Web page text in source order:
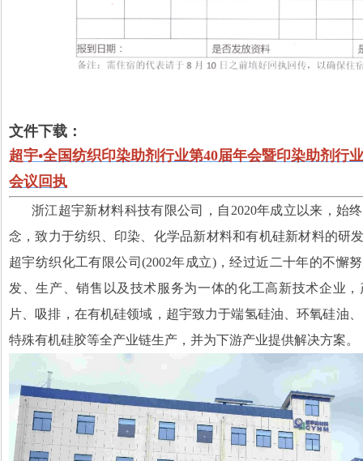
文件下载：
超宇•全国纺织印染助剂行业第40届年会暨印染助剂行
会议回执
浙江超宇新材料科技有限公司，自 2020年成立以来，始
念，致力于纺织、印染、化学品新材料和有机硅新材料的研
超宇纺织化工有限公司 (2002年成立)，经过近二十年的不懈
发、生产、销售以及技术服务为一体的化工高新技术企业
片、吸排，在有机硅领域，超宇致力于端氢硅油、环氧硅油、
特殊有机硅胶等全产业链生产，并为下游产业提供解决方案。